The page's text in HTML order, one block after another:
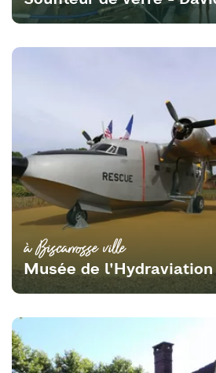
à Biscarrosse ville
Musée de l'Hydraviation